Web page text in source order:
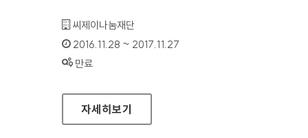
기관명 :
씨제이나눔재단
인증기간 :
2016.11.28 ~ 2017.11.27
상태 :
만료
CJ도너스캠프 홈페이지
자세히보기